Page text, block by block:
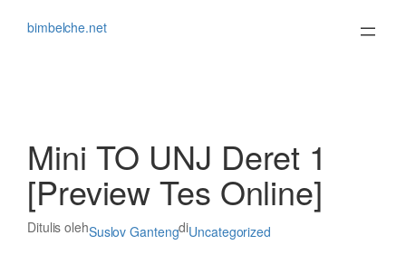
bimbelche.net
Mini TO UNJ Deret 1
[Preview Tes Online]
Ditulis olehSuslov GantengdiUncategorized